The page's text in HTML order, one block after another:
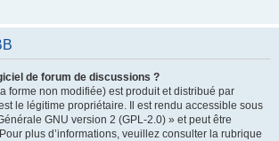
de forum de discussions ?
forme non modifiée) est produit et distribué par
le légitime propriétaire. Il est rendu accessible sous
GNU version 2 (GPL-2.0) » et peut être
plus d’informations, veuillez consulter la rubrique